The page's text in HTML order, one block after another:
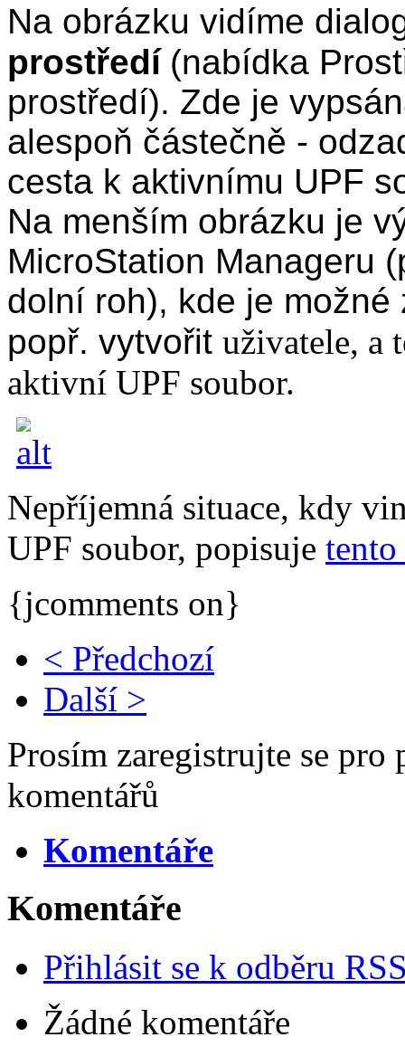
Na obrázku vidíme
prostředí (nabídka
prostředí). Zde je
alespoň částečně -
cesta k aktivnímu UPF
Na menším obrázku je
MicroStation Manageru
dolní roh), kde je možné
popř. vytvořit uživatele, a
aktivní UPF soubor.
Nepříjemná situace, kdy
UPF soubor, popisuje
{jcomments on}
< Předchozí
Další >
Prosím zaregistrujte se pro
komentářů
Komentáře
Komentáře
Přihlásit se k odběru
Žádné komentáře